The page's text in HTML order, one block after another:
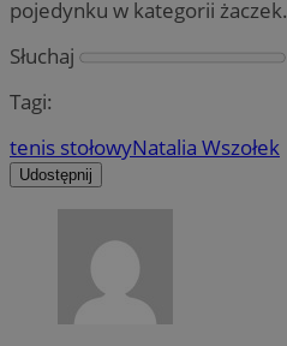
pojedynku w kategorii żaczek.
Słuchaj
Tagi:
tenis stołowyNatalia Wszołek
Udostępnij